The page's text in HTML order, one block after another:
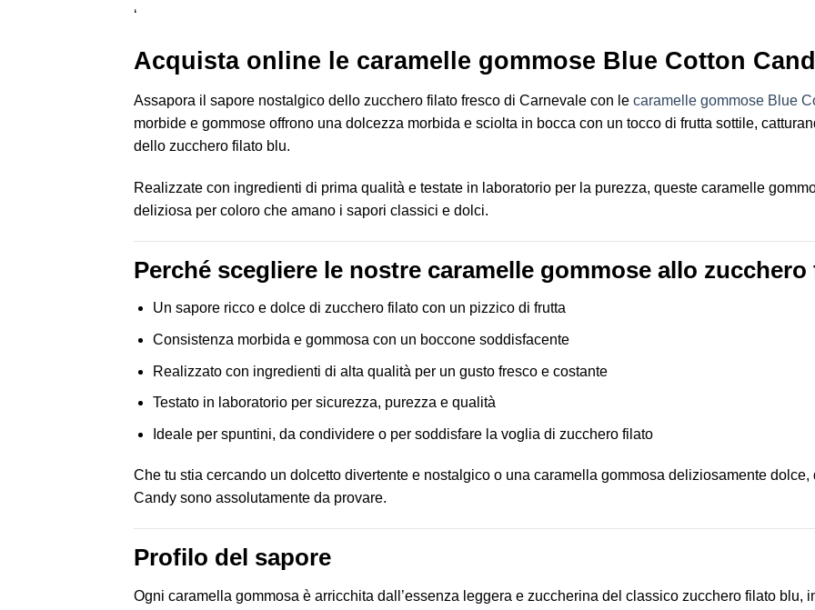
‘
Acquista online le caramelle gommose Blue Cotton
Assapora il sapore nostalgico dello zucchero filato fresco di Carnevale con le caramelle gommose Blue
morbide e gommose offrono una dolcezza morbida e sciolta in bocca con un tocco di frutta sottile,
dello zucchero filato blu.
Realizzate con ingredienti di prima qualità e testate in laboratorio per la purezza, queste caramelle
deliziosa per coloro che amano i sapori classici e dolci.
Perché scegliere le nostre caramelle gommose allo
Un sapore ricco e dolce di zucchero filato con un pizzico di frutta
Consistenza morbida e gommosa con un boccone soddisfacente
Realizzato con ingredienti di alta qualità per un gusto fresco e costante
Testato in laboratorio per sicurezza, purezza e qualità
Ideale per spuntini, da condividere o per soddisfare la voglia di zucchero filato
Che tu stia cercando un dolcetto divertente e nostalgico o una caramella gommosa deliziosamente
Candy sono assolutamente da provare.
Profilo del sapore
Ogni caramella gommosa è arricchita dall’essenza leggera e zuccherina del classico zucchero filato blu,